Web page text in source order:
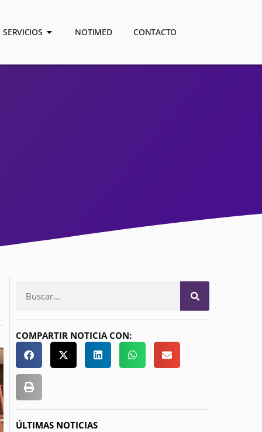
SERVICIOS NOTIMED CONTACTO
COMPARTIR NOTICIA CON:
ÚLTIMAS NOTICIAS